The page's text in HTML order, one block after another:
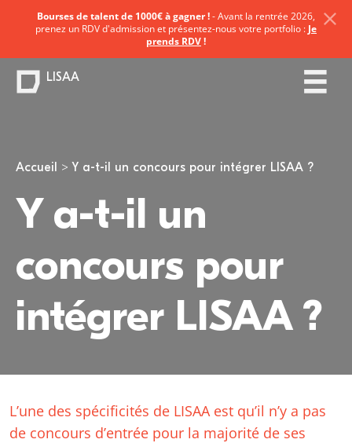
Vous êtes ici
Accueil Y a-t-il un concours pour intégrer LISAA ?
Y a-t-il un
concours pour
intégrer LISAA ?
L’une des spécificités de LISAA est qu’il n’y a pas
de concours d’entrée pour la majorité de ses
Bourses de talent de 1000€ à gagner !- Avant la rentrée 2026,
prenez un RDV d'admission et présentez-nous votre portfolio : Je
prends RDV!
LISAA